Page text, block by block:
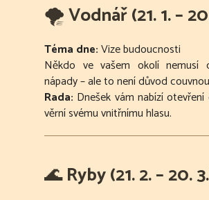
🌪Vodnář (21. 1. –
Téma dne:Vize budoucnosti
Někdo ve vašem okolí nemusí
nápady – ale to není důvod
Rada: Dnešek vám nabízí
věrní svému vnitřnímu hlasu.
🌊Ryby (21. 2. – 20.